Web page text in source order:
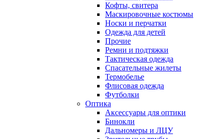
Кофты, свитера
Маскировочные костюмы
Носки и перчатки
Одежда для детей
Прочие
Ремни и подтяжки
Тактическая одежда
Спасательные жилеты
Термобелье
Флисовая одежда
Футболки
Оптика
Аксессуары для оптики
Бинокли
Дальномеры и ЛЦУ